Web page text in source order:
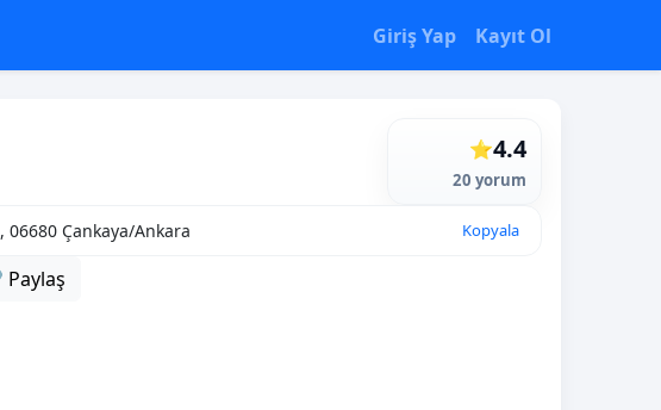
Giriş Yap Kayıt Ol
⭐4.4
20 yorum
06680 Çankaya/Ankara Kopyala
Paylaş